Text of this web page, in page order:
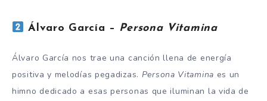
Álvaro García – Persona Vitamina
Álvaro García nos trae una canción llena de energía
positiva y melodías pegadizas. Persona Vitamina es un
himno dedicado a esas personas que iluminan la vida de